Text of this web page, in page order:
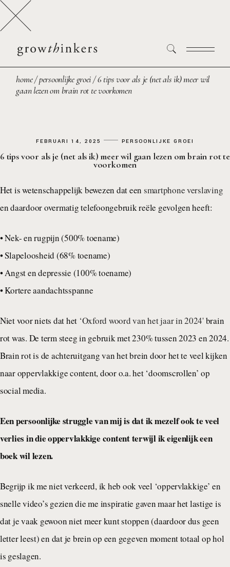
home persoonlijke groei 6 tips voor als je (net als ik) meer wil
gaan lezen om brain rot te voorkomen
FEBRUARI 14, 2025 PERSOONLIJKE GROEI
6 tips voor als je (net als ik) meer wil gaan lezen om brain rot te
voorkomen
Het is wetenschappelijk bewezen dat een smartphone verslaving
en daardoor overmatig telefoongebruik reële gevolgen heeft:
• Nek- en rugpijn (500% toename)
• Slapeloosheid (68% toename)
• Angst en depressie (100% toename)
• Kortere aandachtsspanne
Niet voor niets dat het ‘Oxford woord van het jaar in 2024'brain
rot was. De term steeg in gebruik met 230% tussen 2023 en 2024.
Brain rot is de achteruitgang van het brein door het te veel kijken
naar oppervlakkige content, door o.a. het ‘doomscrollen’ op
social media.
Een persoonlijke struggle van mij is dat ik mezelf ook te veel
verlies in die oppervlakkige content terwijl ik eigenlijk een
boek wil lezen.
Begrijp ik me niet verkeerd, ik heb ook veel ‘oppervlakkige’ en
snelle video’s gezien die me inspiratie gaven maar het lastige is
dat je vaak gewoon niet meer kunt stoppen (daardoor dus geen
letter leest) en dat je brein op een gegeven moment totaal op hol
is geslagen.